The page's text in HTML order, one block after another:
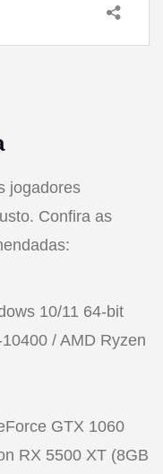
jogadores
Confira as
10/11 64-bit
/ AMD Ryzen
GTX 1060
RX 5500 XT (8GB